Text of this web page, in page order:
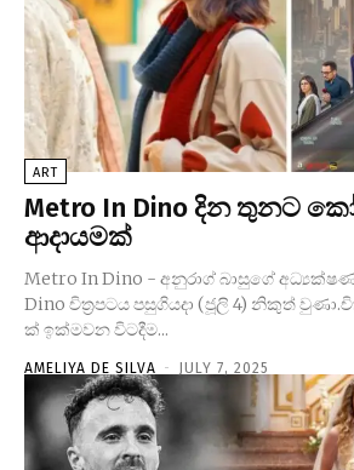
ART
Metro In Dino දින තුනට
ආදායමක්
Metro In Dino - අනුරාග් බාසුගේ
Dino චිත්‍රපටය පසුගියදා (ජූලි 4) නිකුත්
ක් ඉක්මවන විටදීම...
AMELIYA DE SILVA - JULY 7, 2025